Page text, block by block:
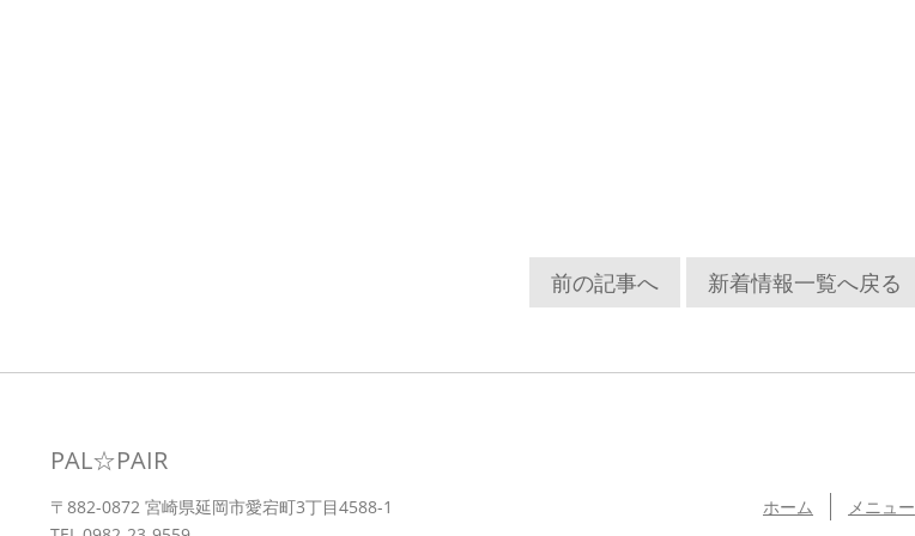
前の記事へ 新着情報一覧へ戻る
PAL☆PAIR
〒882-0872 宮崎県延岡市愛宕町3丁目4588-1
ホーム メニュー